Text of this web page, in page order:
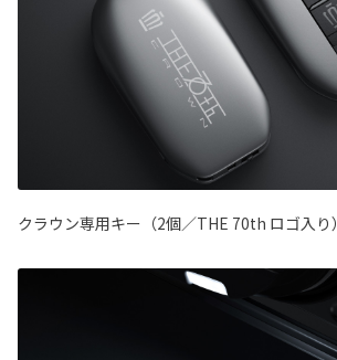
クラウン専用キー（2個／THE 70th ロゴ入り）